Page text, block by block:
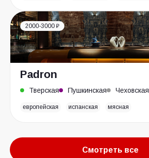
2000-3000 ₽
Padron
Тверская Пушкинская Чеховская
европейская испанская мясная
Смотреть все